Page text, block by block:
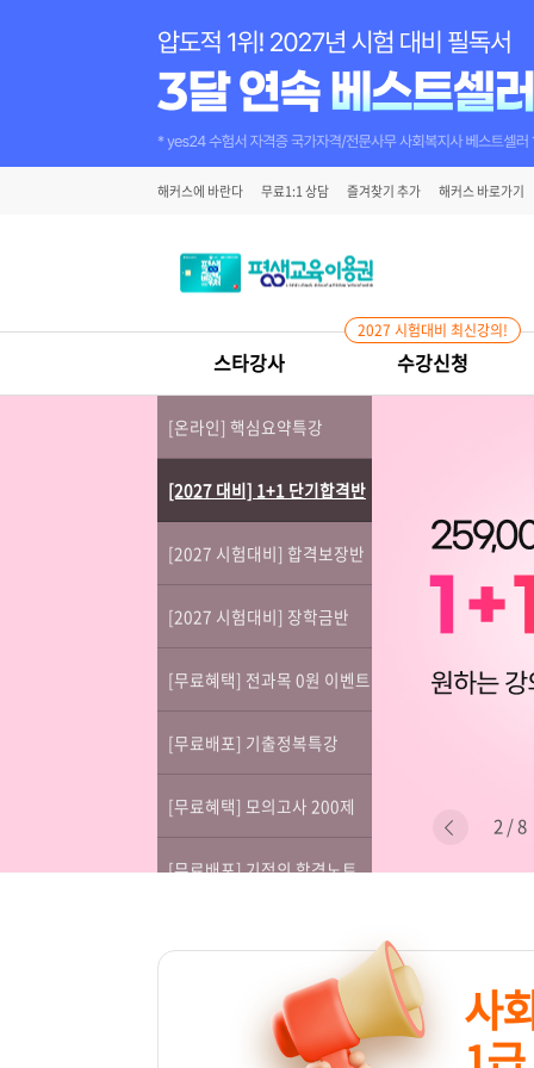
해커스에 바란다 무료1:1 상담 즐겨찾기 추가 해커스 바로가기
스타강사 수강신청
2027 시험대비 최신강의!
[온라인] 핵심요약특강
[2027 대비] 1+1 단기합격반
[2027 시험대비] 합격보장반
[2027 시험대비] 장학금반
[무료혜택] 전과목 0원 이벤트
[무료배포] 기출정복특강
[무료혜택] 모의고사 200제
[무료배포] 기적의 합격노트
2 / 8
사